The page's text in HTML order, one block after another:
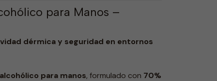
para Manos –
dérmica y seguridad en entornos
para manos, formulado con 70%